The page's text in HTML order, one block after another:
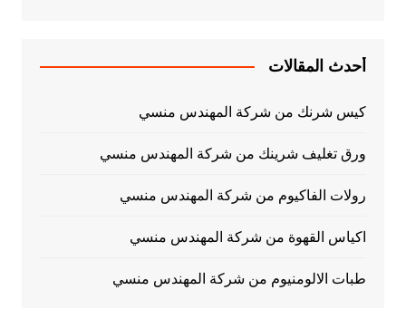
أحدث المقالات
كيس شرنك من شركة المهندس منسي
ورق تغليف شرينك من شركة المهندس منسي
رولات الفاكيوم من شركة المهندس منسي
اكياس القهوة من شركة المهندس منسي
طبات الالومنيوم من شركة المهندس منسي